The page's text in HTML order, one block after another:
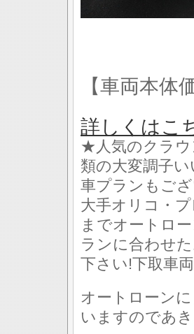
【車両本体
詳しくはこ
★人気のクラウ
類の大変調子
車プランもご
大手オリコ・
までオートロ
ランに合わせ
下さい!下取車
オートローン
いますのであ